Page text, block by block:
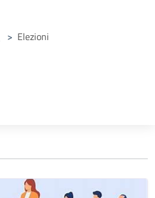
> Elezioni